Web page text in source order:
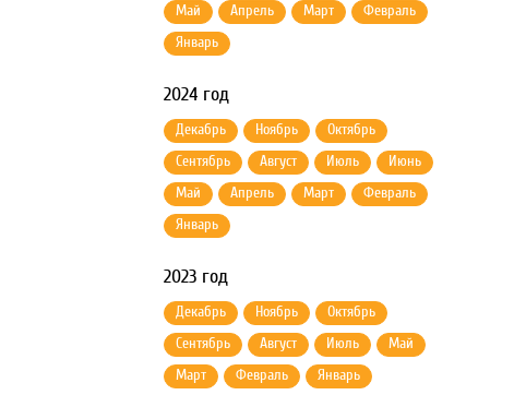
Май
Апрель Март
Февраль
Январь
2024 год
Декабрь Ноябрь
Октябрь
Сентябрь
Август Июль
Июнь
Май
Апрель Март
Февраль
Январь
2023 год
Декабрь Ноябрь
Октябрь
Сентябрь
Август Июль
Май
Март
Февраль Январь